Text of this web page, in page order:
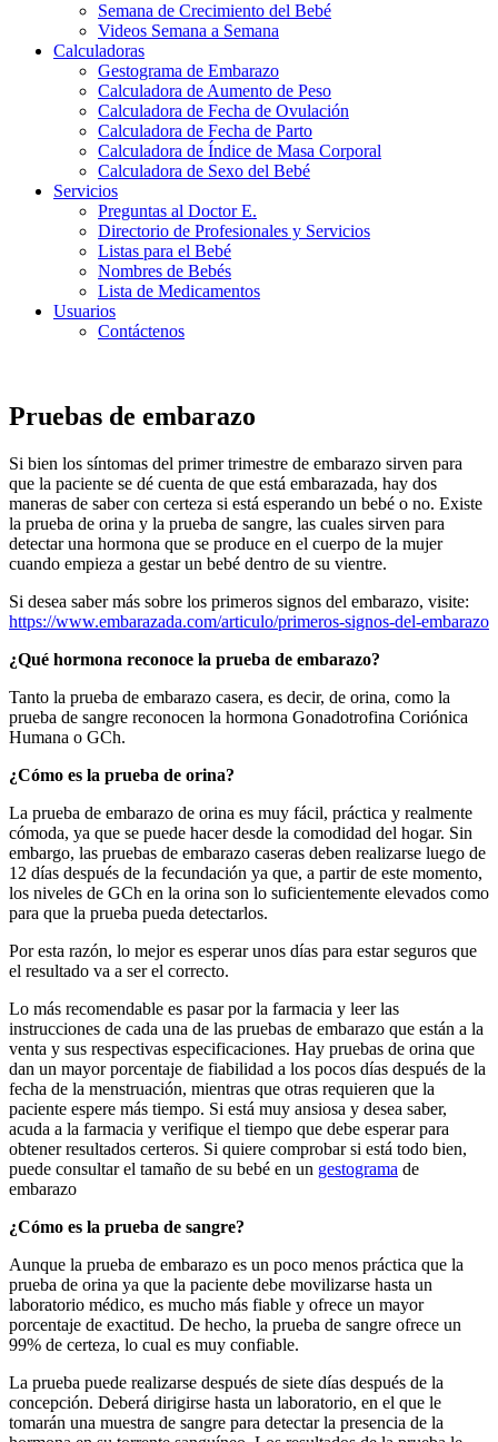
Semana de Crecimiento del Bebé
Videos Semana a Semana
Calculadoras
Gestograma de Embarazo
Calculadora de Aumento de Peso
Calculadora de Fecha de Ovulación
Calculadora de Fecha de Parto
Calculadora de Índice de Masa Corporal
Calculadora de Sexo del Bebé
Servicios
Preguntas al Doctor E.
Directorio de Profesionales y Servicios
Listas para el Bebé
Nombres de Bebés
Lista de Medicamentos
Usuarios
Contáctenos
Pruebas de embarazo
Si bien los síntomas del primer trimestre de embarazo sirven para
que la paciente se dé cuenta de que está embarazada, hay dos
maneras de saber con certeza si está esperando un bebé o no. Existe
la prueba de orina y la prueba de sangre, las cuales sirven para
detectar una hormona que se produce en el cuerpo de la mujer
cuando empieza a gestar un bebé dentro de su vientre.
Si desea saber más sobre los primeros signos del embarazo, visite:
https://www.embarazada.com/articulo/primeros-signos-del-embarazo
¿Qué hormona reconoce la prueba de embarazo?
Tanto la prueba de embarazo casera, es decir, de orina, como la
prueba de sangre reconocen la hormona Gonadotrofina Coriónica
Humana o GCh.
¿Cómo es la prueba de orina?
La prueba de embarazo de orina es muy fácil, práctica y realmente
cómoda, ya que se puede hacer desde la comodidad del hogar. Sin
embargo, las pruebas de embarazo caseras deben realizarse luego de
12 días después de la fecundación ya que, a partir de este momento,
los niveles de GCh en la orina son lo suficientemente elevados como
para que la prueba pueda detectarlos.
Por esta razón, lo mejor es esperar unos días para estar seguros que
el resultado va a ser el correcto.
Lo más recomendable es pasar por la farmacia y leer las
instrucciones de cada una de las pruebas de embarazo que están a la
venta y sus respectivas especificaciones. Hay pruebas de orina que
dan un mayor porcentaje de fiabilidad a los pocos días después de la
fecha de la menstruación, mientras que otras requieren que la
paciente espere más tiempo. Si está muy ansiosa y desea saber,
acuda a la farmacia y verifique el tiempo que debe esperar para
obtener resultados certeros. Si quiere comprobar si está todo bien,
puede consultar el tamaño de su bebé en un gestograma de
embarazo
¿Cómo es la prueba de sangre?
Aunque la prueba de embarazo es un poco menos práctica que la
prueba de orina ya que la paciente debe movilizarse hasta un
laboratorio médico, es mucho más fiable y ofrece un mayor
porcentaje de exactitud. De hecho, la prueba de sangre ofrece un
99% de certeza, lo cual es muy confiable.
La prueba puede realizarse después de siete días después de la
concepción. Deberá dirigirse hasta un laboratorio, en el que le
tomarán una muestra de sangre para detectar la presencia de la